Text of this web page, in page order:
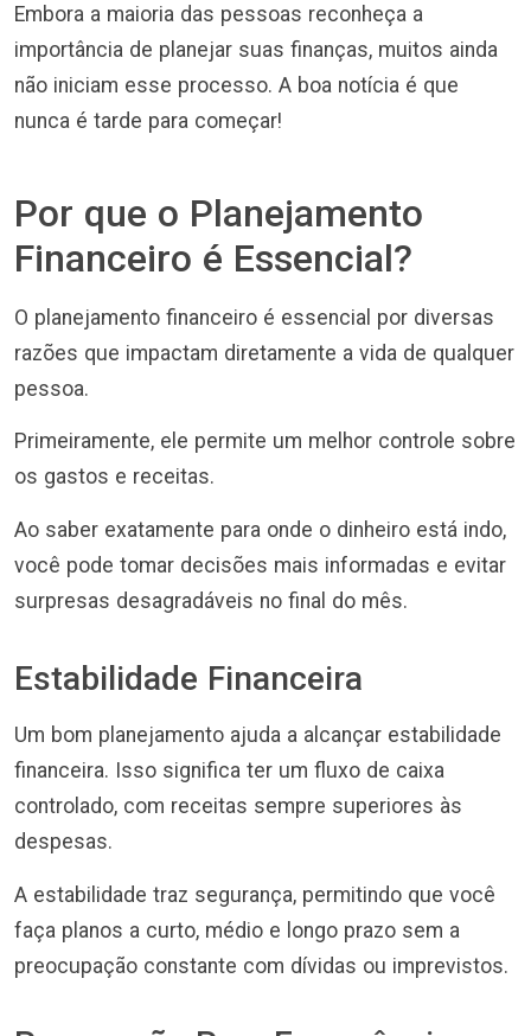
Embora a maioria das pessoas reconheça a
importância de planejar suas finanças, muitos ainda
não iniciam esse processo. A boa notícia é que
nunca é tarde para começar!
Por que o Planejamento
Financeiro é Essencial?
O planejamento financeiro é essencial por diversas
razões que impactam diretamente a vida de qualquer
pessoa.
Primeiramente, ele permite um melhor controle sobre
os gastos e receitas.
Ao saber exatamente para onde o dinheiro está indo,
você pode tomar decisões mais informadas e evitar
surpresas desagradáveis no final do mês.
Estabilidade Financeira
Um bom planejamento ajuda a alcançar estabilidade
financeira. Isso significa ter um fluxo de caixa
controlado, com receitas sempre superiores às
despesas.
A estabilidade traz segurança, permitindo que você
faça planos a curto, médio e longo prazo sem a
preocupação constante com dívidas ou imprevistos.